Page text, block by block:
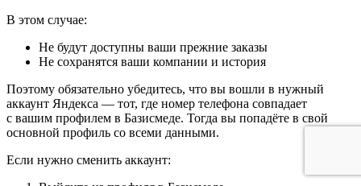
В этом случае:
Не будут доступны ваши прежние заказы
Не сохранятся ваши компании и история
Поэтому обязательно убедитесь, что вы вошли в нужный
аккаунт Яндекса — тот, где номер телефона совпадает
с вашим профилем в Базисмеде. Тогда вы попадёте в свой
основной профиль со всеми данными.
Если нужно сменить аккаунт: